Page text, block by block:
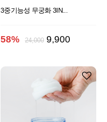
3중기능성 무궁화 3IN...
58% 24,000 9,900